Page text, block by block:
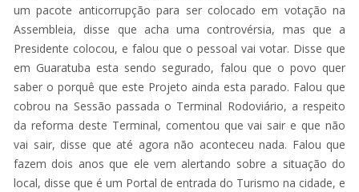
um pacote anticorrupção para ser colocado em votação na
Assembleia, disse que acha uma controvérsia, mas que a
Presidente colocou, e falou que o pessoal vai votar. Disse que
em Guaratuba esta sendo segurado, falou que o povo quer
saber o porquê que este Projeto ainda esta parado. Falou que
cobrou na Sessão passada o Terminal Rodoviário, a respeito
da reforma deste Terminal, comentou que vai sair e que não
vai sair, disse que até agora não aconteceu nada. Falou que
fazem dois anos que ele vem alertando sobre a situação do
local, disse que é um Portal de entrada do Turismo na cidade, e